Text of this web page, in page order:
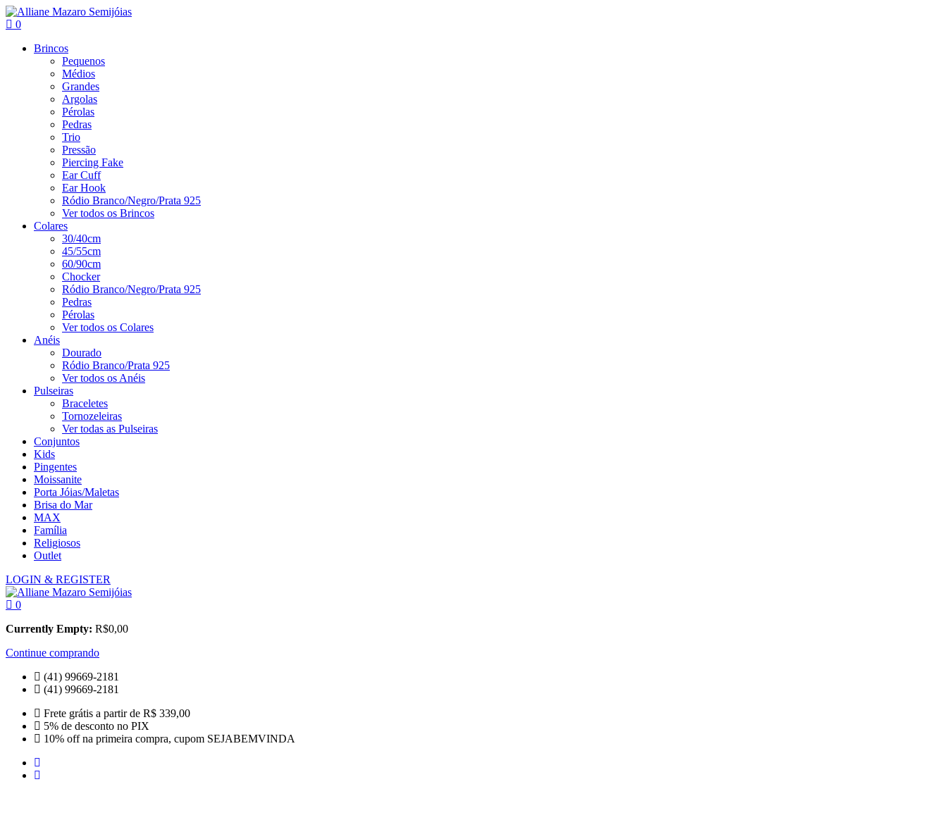
0
Brincos
Pequenos
Médios
Grandes
Argolas
Pérolas
Pedras
Trio
Pressão
Piercing Fake
Ear Cuff
Ear Hook
Ródio Branco/Negro/Prata 925
Ver todos os Brincos
Colares
30/40cm
45/55cm
60/90cm
Chocker
Ródio Branco/Negro/Prata 925
Pedras
Pérolas
Ver todos os Colares
Anéis
Dourado
Ródio Branco/Prata 925
Ver todos os Anéis
Pulseiras
Braceletes
Tornozeleiras
Ver todas as Pulseiras
Conjuntos
Kids
Pingentes
Moissanite
Porta Jóias/Maletas
Brisa do Mar
MAX
Família
Religiosos
Outlet
LOGIN & REGISTER
0
Currently Empty: R$0,00
Continue comprando
(41) 99669-2181
(41) 99669-2181
Frete grátis a partir de R$ 339,00
5% de desconto no PIX
10% off na primeira compra, cupom SEJABEMVINDA